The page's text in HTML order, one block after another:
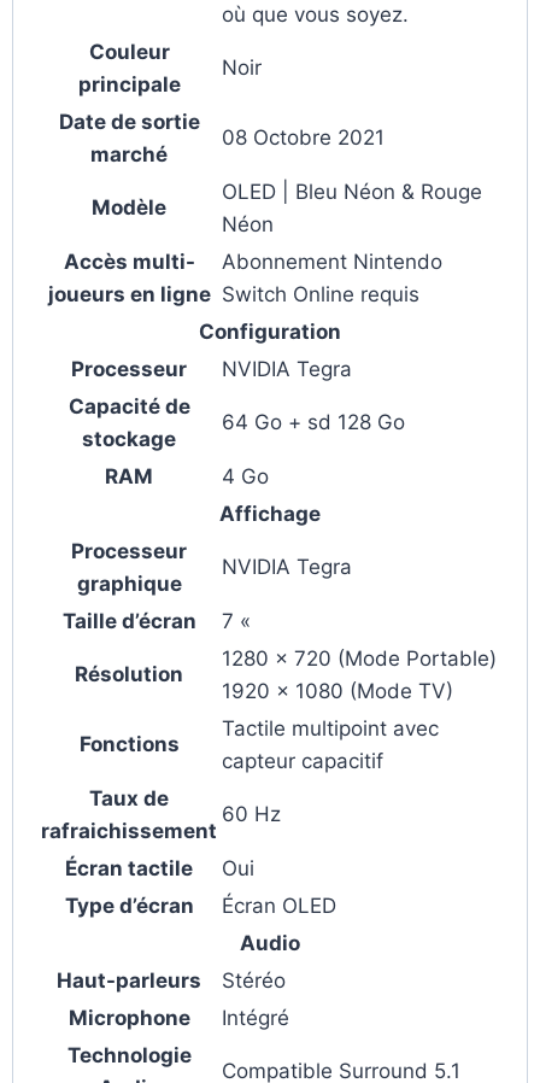
où que vous soyez.
Couleur
principale
Noir
Date de sortie
marché
08 Octobre 2021
Modèle
OLED | Bleu Néon & Rouge
Néon
Accès multi-
joueurs en ligne
Abonnement Nintendo
Switch Online requis
Configuration
Processeur
NVIDIA Tegra
Capacité de
stockage
64 Go + sd 128 Go
RAM
4 Go
Affichage
Processeur
graphique
NVIDIA Tegra
Taille d’écran 7 «
Résolution
1280 x 720 (Mode Portable)
1920 x 1080 (Mode TV)
Fonctions
Tactile multipoint avec
capteur capacitif
Taux de
rafraichissement
60 Hz
Écran tactile
Oui
Type d’écran
Écran OLED
Audio
Haut-parleurs
Stéréo
Microphone
Intégré
Technologie
Compatible Surround 5.1